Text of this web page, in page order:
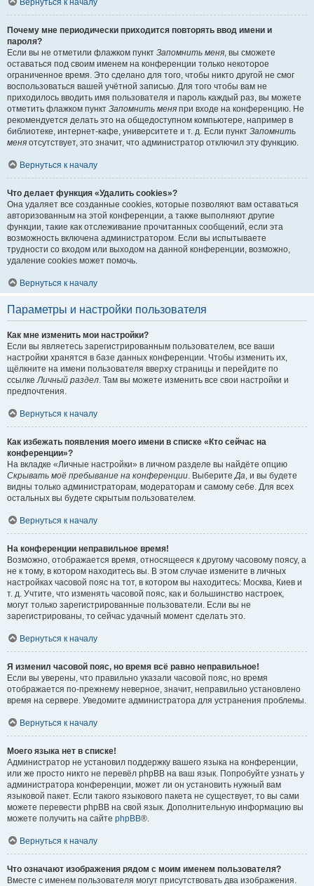
Вернуться к началу
Почему мне периодически приходится повторять ввод имени и
пароля?
Если вы не отметили флажком пункт Запомнить меня, вы сможете
оставаться под своим именем на конференции только некоторое
ограниченное время. Это сделано для того, чтобы никто другой не смог
воспользоваться вашей учётной записью. Для того чтобы вам не
приходилось вводить имя пользователя и пароль каждый раз, вы можете
отметить флажком пункт Запомнить меня при входе на конференцию. Не
рекомендуется делать это на общедоступном компьютере, например в
библиотеке, интернет-кафе, университете и т. д. Если пункт Запомнить
меня отсутствует, это значит, что администратор отключил эту функцию.
Вернуться к началу
Что делает функция «Удалить cookies»?
Она удаляет все созданные cookies, которые позволяют вам оставаться
авторизованным на этой конференции, а также выполняют другие
функции, такие как отслеживание прочитанных сообщений, если эта
возможность включена администратором. Если вы испытываете
трудности со входом или выходом на данной конференции, возможно,
удаление cookies может помочь.
Вернуться к началу
Параметры и настройки пользователя
Как мне изменить мои настройки?
Если вы являетесь зарегистрированным пользователем, все ваши
настройки хранятся в базе данных конференции. Чтобы изменить их,
щёлкните на имени пользователя вверху страницы и перейдите по
ссылкеЛичный раздел. Там вы можете изменить все свои настройки и
предпочтения.
Вернуться к началу
Как избежать появления моего имени в списке «Кто сейчас на
конференции»?
На вкладке «Личные настройки» в личном разделе вы найдёте опцию
Скрывать моё пребывание на конференции. ВыберитеДа, и вы будете
видны только администраторам, модераторам и самому себе. Для всех
остальных вы будете скрытым пользователем.
Вернуться к началу
На конференции неправильное время!
Возможно, отображается время, относящееся к другому часовому поясу, а
не к тому, в котором находитесь вы. В этом случае измените в личных
настройках часовой пояс на тот, в котором вы находитесь: Москва, Киев и
т. д. Учтите, что изменять часовой пояс, как и большинство настроек,
могут только зарегистрированные пользователи. Если вы не
зарегистрированы, то сейчас удачный момент сделать это.
Вернуться к началу
Я изменил часовой пояс, но время всё равно неправильное!
Если вы уверены, что правильно указали часовой пояс, но время
отображается по-прежнему неверное, значит, неправильно установлено
время на сервере. Уведомите администратора для устранения проблемы.
Вернуться к началу
Моего языка нет в списке!
Администратор не установил поддержку вашего языка на конференции,
или же просто никто не перевёл phpBB на ваш язык. Попробуйте узнать у
администратора конференции, может ли он установить нужный вам
языковой пакет. Если такого языкового пакета не существует, то вы сами
можете перевести phpBB на свой язык. Дополнительную информацию вы
можете получить на сайте phpBB®.
Вернуться к началу
Что означают изображения рядом с моим именем пользователя?
Вместе с именем пользователя могут присутствовать два изображения.